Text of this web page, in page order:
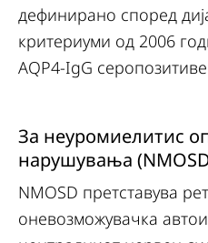
дефинирано според
критериуми од 2006
AQP4-IgG
За неуромиелитис
нарушувања
NMOSD претставува
оневозможувачка